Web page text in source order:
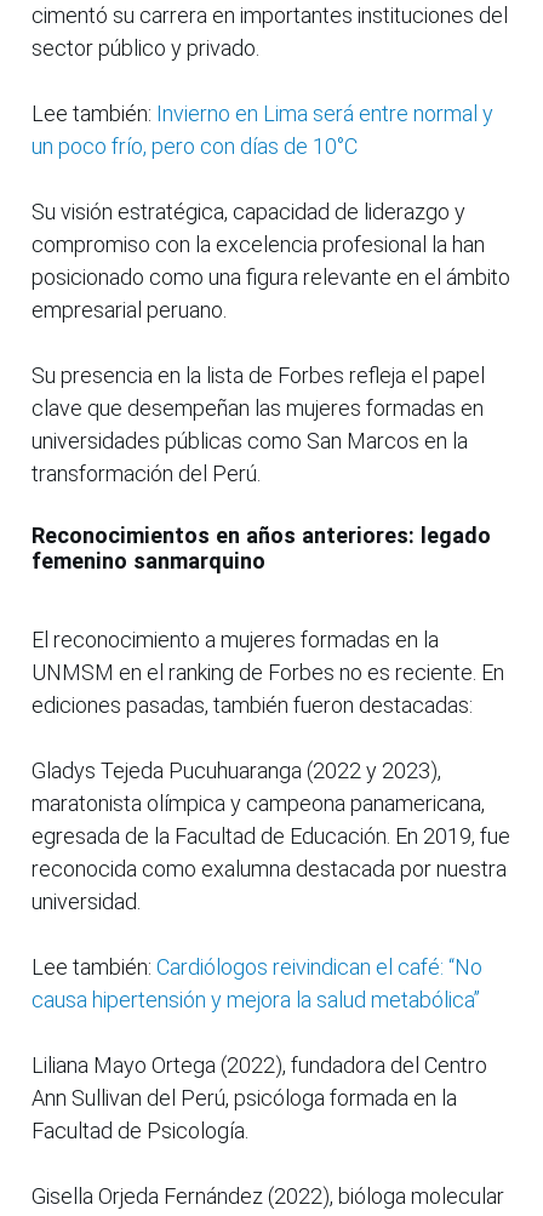
cimentó su carrera en importantes instituciones del
sector público y privado.
Lee también: Invierno en Lima será entre normal y
un poco frío, pero con días de 10°C
Su visión estratégica, capacidad de liderazgo y
compromiso con la excelencia profesional la han
posicionado como una figura relevante en el ámbito
empresarial peruano.
Su presencia en la lista de Forbes refleja el papel
clave que desempeñan las mujeres formadas en
universidades públicas como San Marcos en la
transformación del Perú.
Reconocimientos en años anteriores: legado
femenino sanmarquino
El reconocimiento a mujeres formadas en la
UNMSM en el ranking de Forbes no es reciente. En
ediciones pasadas, también fueron destacadas:
Gladys Tejeda Pucuhuaranga (2022 y 2023),
maratonista olímpica y campeona panamericana,
egresada de la Facultad de Educación. En 2019, fue
reconocida como exalumna destacada por nuestra
universidad.
Lee también: Cardiólogos reivindican el café: “No
causa hipertensión y mejora la salud metabólica”
Liliana Mayo Ortega (2022), fundadora del Centro
Ann Sullivan del Perú, psicóloga formada en la
Facultad de Psicología.
Gisella Orjeda Fernández (2022), bióloga molecular